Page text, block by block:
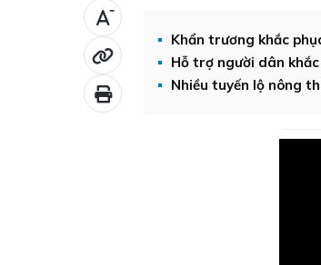
-
Khẩn trương khắc
Hỗ trợ người dân
Nhiều tuyến lộ nông